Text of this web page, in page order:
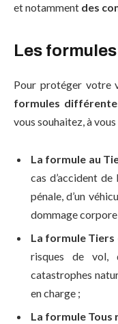
et notamment des
Les
Pour protéger votre
formules
vous souhaitez, à
La formule au
cas d’accident
pénale, d’un
dommage
La formule
risques de vol,
catastrophes
en charge ;
La formule Tous